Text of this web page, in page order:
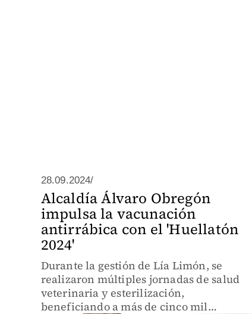
28.09.2024/
Alcaldía Álvaro Obregón
impulsa la vacunación
antirrábica con el 'Huellatón
2024'
Durante la gestión de Lía Limón, se
realizaron múltiples jornadas de salud
veterinaria y esterilización,
beneficiando a más de cinco mil